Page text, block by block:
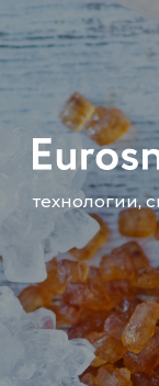
технологии,